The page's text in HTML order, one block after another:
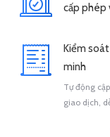
cấp phép
Kiểm
minh
Tự động
giao dịch,